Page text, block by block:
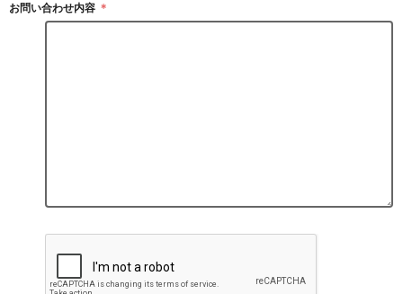
お問い合わせ内容 ＊